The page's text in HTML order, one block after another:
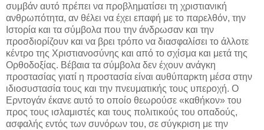
συμβάν αυτό πρέπει να προβληματίσει τη χριστιανική
ανθρωπότητα, αν θέλει να έχει επαφή με το παρελθόν, την
Ιστορία και τα σύμβολα που την άνδρωσαν και την
προσδιορίζουν και να βρει τρόπο να διασφαλίσει το άλλοτε
κέντρο της Χριστιανοσύνης και από το σχίσμα και μετά της
Ορθοδοξίας. Βέβαια τα σύμβολα δεν έχουν ανάγκη
προστασίας γιατί η προστασία είναι αυθύπαρκτη μέσα στην
ιδιοσυστασία τους και την πνευματικής τους υπεροχή. Ο
Ερντογάν έκανε αυτό το οποίο θεωρούσε «καθήκον» του
προς τους ισλαμιστές και τους πολιτικούς του οπαδούς,
ασφαλής εντός των συνόρων του, σε σύγκριση με την